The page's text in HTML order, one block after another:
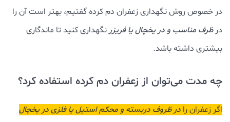
در خصوص روش نگهداری زعفران دم کرده گفتیم، بهتر است آن را
درظرف مناسب و در یخچال یا فریزر نگهداری کنید تا ماندگاری
بیشتری داشته باشد.
چه مدت می‌توان از زعفران دم کرده استفاده کرد؟
اگر زعفران را در ظروف دربسته و محکم استیل یا فلزی در یخچال